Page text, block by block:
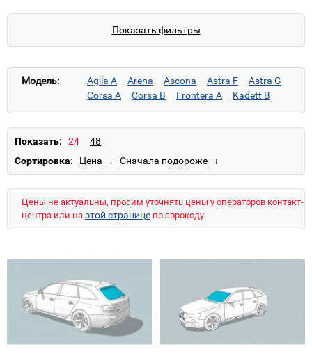
Показать фильтры
Модель: Agila A Arena Ascona Astra F
Astra G
Corsa A
Corsa B Frontera A
Kadett B
Rekord E2
Показать:
Сортировка:
Цены не актуальны, просим уточнять цены у операторов контакт-
центра или на этой странице по еврокоду